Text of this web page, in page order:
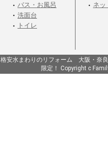
バス・お風呂
洗面台
トイレ
ネッ
格安水まわりのリフォーム 大阪・奈
限定！ Copyright c